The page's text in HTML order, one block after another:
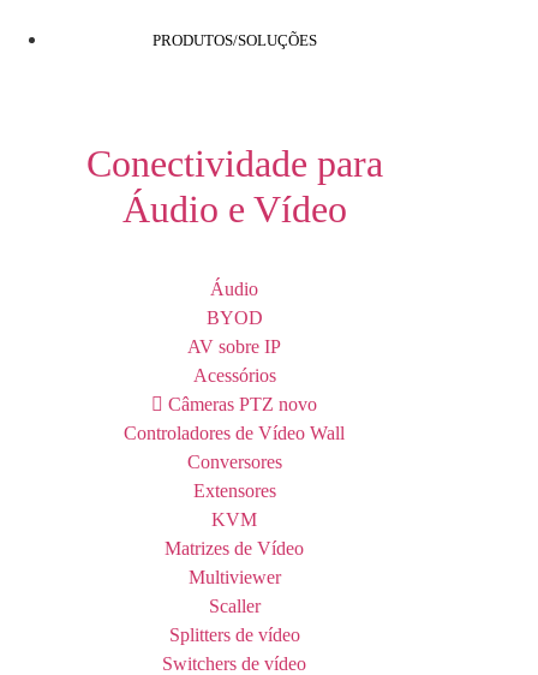
PRODUTOS/SOLUÇÕES
Conectividade para
Áudio e Vídeo
Áudio
BYOD
AV sobre IP
Acessórios
Câmeras PTZ novo
Controladores de Vídeo Wall
Conversores
Extensores
KVM
Matrizes de Vídeo
Multiviewer
Scaller
Splitters de vídeo
Switchers de vídeo